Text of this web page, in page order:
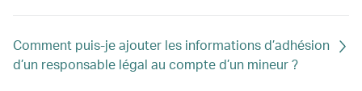
Comment puis-je ajouter les informations d’adhésion
d’un responsable légal au compte d’un mineur ?